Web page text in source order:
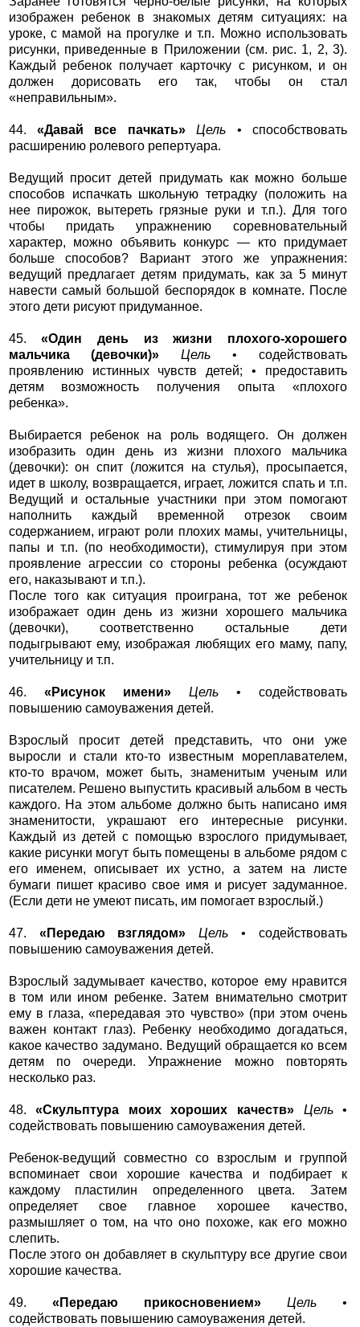
изображен ребенок в знакомых детям ситуациях: на
уроке, с мамой на прогулке и т.п. Можно использовать
рисунки, приведенные в Приложении (см. рис. 1, 2, 3).
Каждый ребенок получает карточку с рисунком, и он
должен дорисовать его так, чтобы он стал
«неправильным».
44.«Давай все пачкать» Цель • способствовать
расширению ролевого репертуара.
Ведущий просит детей придумать как можно больше
способов испачкать школьную тетрадку (положить на
нее пирожок, вытереть грязные руки и т.п.). Для того
чтобы придать упражнению соревновательный
характер, можно объявить конкурс — кто придумает
больше способов? Вариант этого же упражнения:
ведущий предлагает детям придумать, как за 5 минут
навести самый большой беспорядок в комнате. После
этого дети рисуют придуманное.
45.«Один день из жизни плохого-хорошего
мальчика (девочки)»
Цель • содействовать
проявлению истинных чувств детей; • предоставить
детям возможность получения опыта «плохого
ребенка».
Выбирается ребенок на роль водящего. Он должен
изобразить один день из жизни плохого мальчика
(девочки): он спит (ложится на стулья), просыпается,
идет в школу, возвращается, играет, ложится спать и т.п.
Ведущий и остальные участники при этом помогают
наполнить каждый временной отрезок своим
содержанием, играют роли плохих мамы, учительницы,
папы и т.п. (по необходимости), стимулируя при этом
проявление агрессии со стороны ребенка (осуждают
его, наказывают и т.п.).
После того как ситуация проиграна, тот же ребенок
изображает один день из жизни хорошего мальчика
(девочки), соответственно остальные дети
подыгрывают ему, изображая любящих его маму, папу,
учительницу и т.п.
46. «Рисунок имени» Цель• содействовать
повышению самоуважения детей.
Взрослый просит детей представить, что они уже
выросли и стали кто-то известным мореплавателем,
кто-то врачом, может быть, знаменитым ученым или
писателем. Решено выпустить красивый альбом в честь
каждого. На этом альбоме должно быть написано имя
знаменитости, украшают его интересные рисунки.
Каждый из детей с помощью взрослого придумывает,
какие рисунки могут быть помещены в альбоме рядом с
его именем, описывает их устно, а затем на листе
бумаги пишет красиво свое имя и рисует задуманное.
(Если дети не умеют писать, им помогает взрослый.)
47. «Передаю взглядом» Цель • содействовать
повышению самоуважения детей.
Взрослый задумывает качество, которое ему нравится
в том или ином ребенке. Затем внимательно смотрит
ему в глаза, «передавая это чувство» (при этом очень
важен контакт глаз). Ребенку необходимо догадаться,
какое качество задумано. Ведущий обращается ко всем
детям по очереди. Упражнение можно повторять
несколько раз.
48.«Скульптура моих хороших качеств» Цель•
содействовать повышению самоуважения детей.
Ребенок-ведущий совместно со взрослым и группой
вспоминает свои хорошие качества и подбирает к
каждому пластилин определенного цвета. Затем
определяет свое главное хорошее качество,
размышляет о том, на что оно похоже, как его можно
слепить.
После этого он добавляет в скульптуру все другие свои
хорошие качества.
49. «Передаю прикосновением» Цель•
содействовать повышению самоуважения детей.